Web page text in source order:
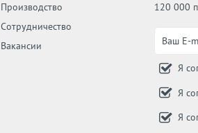
120 000
Я
Я
Я
Производство
Сотрудничество
Вакансии